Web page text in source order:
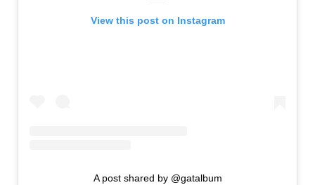
View this post on Instagram
A post shared by @gatalbum